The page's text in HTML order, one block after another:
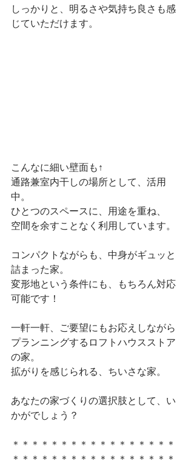
しっかりと、明るさや気持ち良さも感
じていただけます。
こんなに細い壁面も↑
通路兼室内干しの場所として、活用
中。
ひとつのスペースに、用途を重ね、
空間を余すことなく利用しています。
コンパクトながらも、中身がギュッと
詰まった家。
変形地という条件にも、もちろん対応
可能です！
一軒一軒、ご要望にもお応えしながら
プランニングするロフトハウスストア
の家。
拡がりを感じられる、ちいさな家。
あなたの家づくりの選択肢として、い
かがでしょう？
＊＊＊＊＊＊＊＊＊＊＊＊＊＊＊＊＊
＊＊＊＊＊＊＊＊＊＊＊＊＊＊＊＊＊